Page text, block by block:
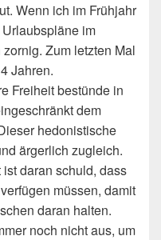
Wenn ich im Frühjahr
im
Zum letzten Mal
Jahren.
Freiheit bestünde in
dem
hedonistische
ärgerlich zugleich.
daran schuld, dass
müssen, damit
daran halten.
noch nicht aus, um